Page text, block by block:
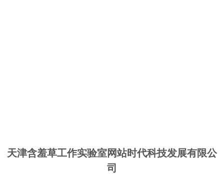
天津含羞草工作实验室网站时代科技发展有限公
司